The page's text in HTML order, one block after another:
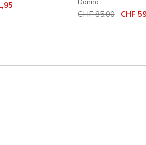
Donna
Prezzo ridotto da
CHF 85,00perCHF